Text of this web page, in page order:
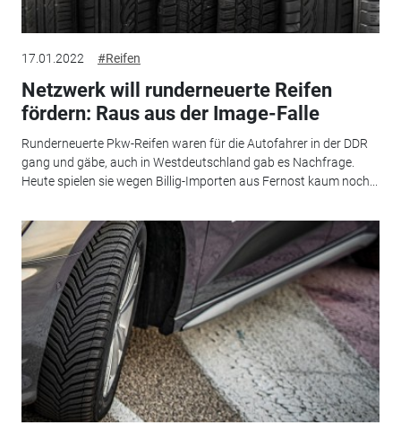
17.01.2022 #Reifen
Netzwerk will runderneuerte Reifen
fördern: Raus aus der Image-Falle
Runderneuerte Pkw-Reifen waren für die Autofahrer in der DDR
gang und gäbe, auch in Westdeutschland gab es Nachfrage.
Heute spielen sie wegen Billig-Importen aus Fernost kaum noch...